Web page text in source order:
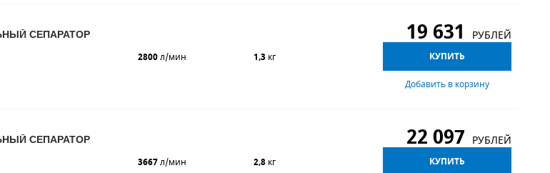
СЕПАРАТОР
2800л/мин 1,3 кг
19 631 РУБЛЕЙ
КУПИТЬ
Добавить в корзину
СЕПАРАТОР
3667л/мин 2,8 кг
22 097 РУБЛЕЙ
КУПИТЬ